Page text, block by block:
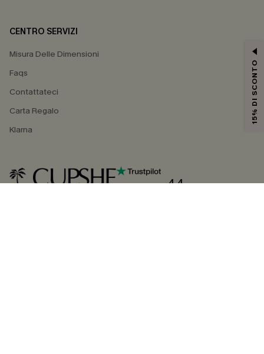
CENTRO SERVIZI
Misura Delle Dimensioni
Faqs
Contattateci
Carta Regalo
Klarna
4.4
15% DI SCONTO